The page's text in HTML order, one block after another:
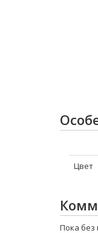
Цвет
Пока без